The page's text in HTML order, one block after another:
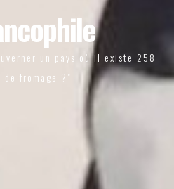
un pays où il existe 258
fromage ?"